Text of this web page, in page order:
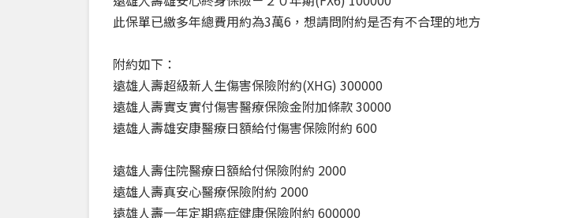
此保單已繳多年總費用約為3萬6，想請問附約是否有不合理的地方
附約如下：
遠雄人壽超級新人生傷害保險附約(XHG) 300000
遠雄人壽實支實付傷害醫療保險金附加條款 30000
遠雄人壽雄安康醫療日額給付傷害保險附約 600
遠雄人壽住院醫療日額給付保險附約 2000
遠雄人壽真安心醫療保險附約 2000
遠雄人壽一年定期癌症健康保險附約 600000